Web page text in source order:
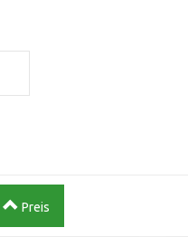
Preis